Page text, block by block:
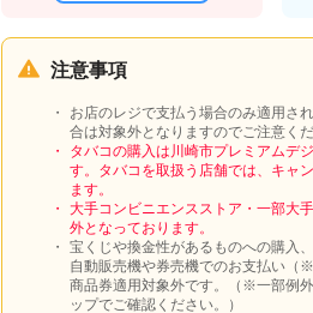
注意事項
お店のレジで支払う場合のみ適用さ
合は対象外となりますのでご注意くだ
タバコの購入は川崎市プレミアムデ
す。タバコを取扱う店舗では、キャ
ます。
大手コンビニエンスストア・一部大
外となっております。
宝くじや換金性があるものへの購入
自動販売機や券売機でのお支払い（
商品券適用対象外です。（※一部例
ップでご確認ください。）